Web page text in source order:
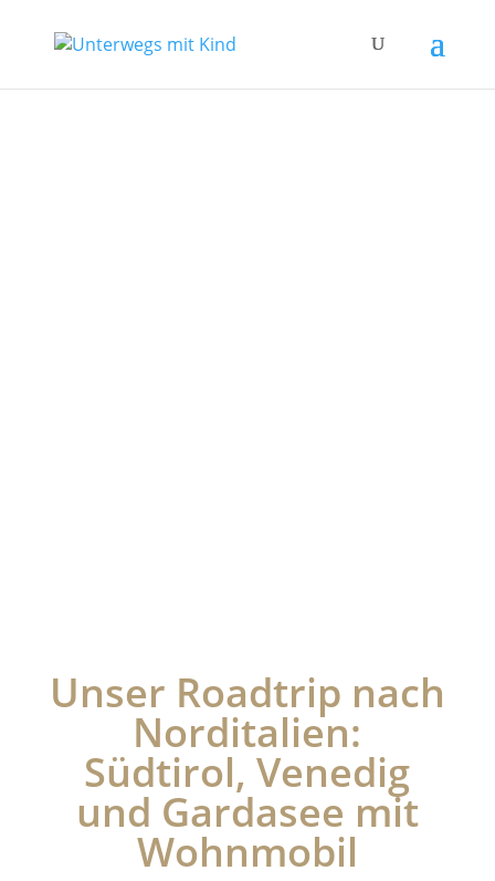
Unser Roadtrip nach
Norditalien:
Südtirol, Venedig
und Gardasee mit
Wohnmobil